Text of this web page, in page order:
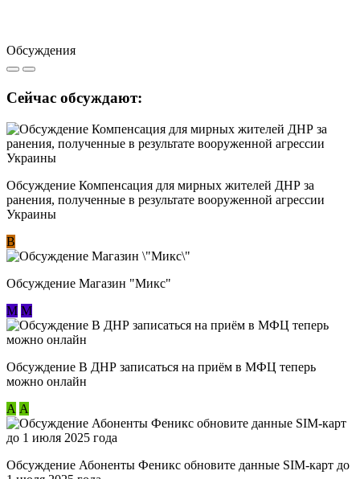
Обсуждения
Сейчас обсуждают:
Обсуждение Компенсация для мирных жителей ДНР за
ранения, полученные в результате вооруженной агрессии
Украины
В
Обсуждение Магазин "Микс"
М М
Обсуждение В ДНР записаться на приём в МФЦ теперь
можно онлайн
А А
Обсуждение Абоненты Феникс обновите данные SIM-карт до